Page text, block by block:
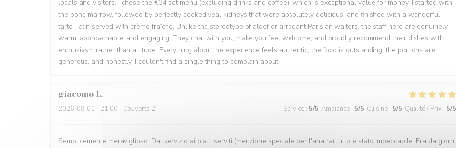
locals and visitors. I chose the €34 set menu (excluding drinks and coffee), which is exceptional value for money. I started with
the bone marrow, followed by perfectly cooked veal kidneys that were absolutely delicious, and finished with a wonderful
tarte Tatin served with crème fraîche. Unlike the stereotype of aloof or arrogant Parisian waiters, the staff here are genuinely
warm, approachable, and engaging. They chat with you, make you feel welcome, and proudly recommend their dishes with
enthusiasm rather than attitude. Everything about the experience feels authentic, the food is outstanding, the portions are
generous, and honestly, I couldn't find a single thing to complain about.
giacomo L
2026-08-01 - 21:00 - Couverts 2 Service : 5/5 Ambiance : 5/5 Cuisine : 5/5 Qualité / Prix : 5/5
Semplicemente meraviglioso. Dal servizio ai piatti serviti (menzione speciale per l'anatra) tutto è stato impeccabile. Era da giorni